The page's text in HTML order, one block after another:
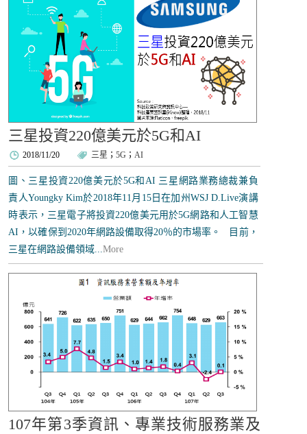
三星投資220億美元於5G和AI
2018/11/20 三星 ；5G ；AI
圖、三星投資220億美元於5G和AI 三星網路業務總裁兼負
責人Youngky Kim於2018年11月15日在加州WSJ D.Live演講
時表示，三星電子將投資220億美元用於5G網路和人工智慧
AI，以確保到2020年網路設備取得20％的市場率。 目前，
三星在網路設備領域...More
107年第3季資訊、專業技術服務業及